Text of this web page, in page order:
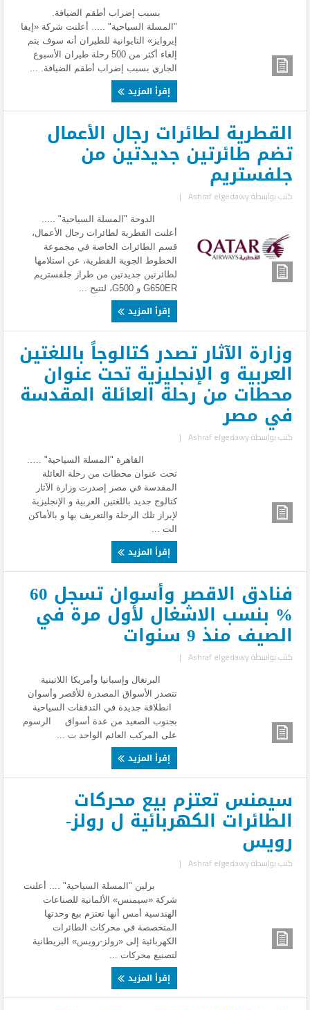
بسبب إضراب أطقم الضيافة.
"المسلة السياحية" ..... أعلنت شركة «إيفا
إيروايز» التايوانية للطيران أنه سوف يتم
إلغاء أكثر من 500 رحلة طيران الأسبوع
الجاري بسبب إضراب أطقم الضيافة. ...
إقرأ المزيد
القطرية لطائرات رجال الأعمال
تضم طائرتين جديدتين من
جلفستريم
كتب بواسطةAshraf elgedawy
|
الدوحة "المسلة السياحية" .....
أعلنت القطرية لطائرات رجال الأعمال،
قسم الطائرات الخاصة في مجموعة
الخطوط الجوية القطرية، عن استلامها
لطائرتين جديدتين من طراز جلفستريم
G650ER و G500، لتتيح ...
إقرأ المزيد
وزارة الآثار تصدر كتالوجاً باللغتين
العربية و الإنجليزية تحت عنوان
محطات من رحلة العائلة المقدسة
في مصر
كتب بواسطةAshraf elgedawy
|
القاهرة "المسلة السياحية" …..
تحت عنوان محطات من رحلة العائلة
المقدسة في مصر إصدرت وزارة الآثار
كتالوج جديد باللغتين العربية و الإنجليزية
لإبراز تلك الرحلة والتعريف بها و بالأماكن
الت ...
إقرأ المزيد
فنادق الاقصر وأسوان تسجل 60
% بنسب الاشغال لأول مرة في
الصيف منذ 9 سنوات
كتب بواسطةAshraf elgedawy
|
البرتغال وإسبانيا وأمريكا اللاتينية
تتصدر الأسواق المصدرة للأقصر وأسوان
انطلاقة جديدة في التدفقات السياحية
بجنوب الصعيد من عدة أسواق الرسوم
على المركب العائم الواحد ت ...
إقرأ المزيد
سيمنس تعتزم بيع محركات
الطائرات الكهربائية ل رولز-
رويس
كتب بواسطةAshraf elgedawy
|
برلين "المسلة السياحية" .... أعلنت
شركة «سيمنس» الألمانية للصناعات
الهندسية أمس أنها تعتزم بيع وحدتها
المتخصصة في محركات الطائرات
الكهربائية إلى «رولز-رويس» البريطانية
لتصنيع محركات ...
إقرأ المزيد